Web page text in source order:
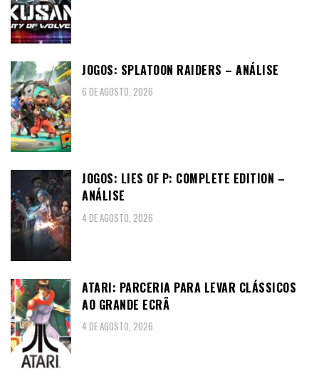
JOGOS: SPLATOON RAIDERS – ANÁLISE
6 DE AGOSTO, 2026
JOGOS: LIES OF P: COMPLETE EDITION –
ANÁLISE
4 DE AGOSTO, 2026
ATARI: PARCERIA PARA LEVAR CLÁSSICOS
AO GRANDE ECRÃ
4 DE AGOSTO, 2026